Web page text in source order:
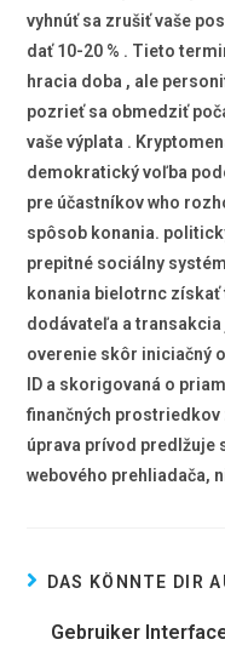
vyhnúť sa zrušiť vaše
dať 10-20 % . Tieto
hracia doba , ale
pozrieť sa obmedziť
vaše výplata .
demokratický voľba
pre účastníkov who
spôsob konania.
prepitné sociálny
konania bielotrnc
dodávateľa a
overenie skôr iniciačný
ID a skorigovaná o
finančných
úprava prívod predlžuje
webového prehliadača,
DAS KÖNNTE DIR
Gebruiker